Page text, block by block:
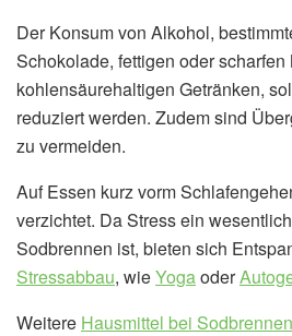
Der Konsum von Alkohol,
Schokolade, fettigen oder
kohlensäurehaltigen Getränken,
reduziert werden. Zudem sind
zu vermeiden.
Auf Essen kurz vorm
verzichtet. Da Stress ein
Sodbrennen ist, bieten sich
Stressabbau, wieYogaoder
Weitere Hausmittel bei Sodbrennen